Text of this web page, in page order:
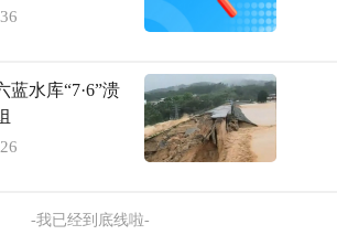
蓝水库“7·6”溃
-我已经到底线啦-